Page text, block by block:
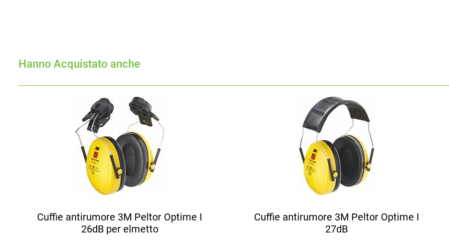
Hanno Acquistato anche
Cuffie antirumore 3M Peltor Optime I
26dB per elmetto
Cuffie antirumore 3M Peltor Optime I
27dB